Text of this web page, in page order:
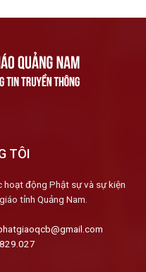
TÔI
động Phật sự và sự kiện
tỉnh Quảng Nam.